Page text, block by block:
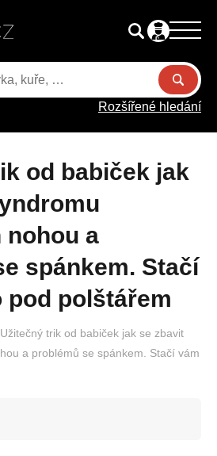
Rozšířené hledání
nohou a
spánkem. Stačí
pod polštářem
Užitečný trik od babiček jak se zbavit
a problémů se spánkem. Stačí vám